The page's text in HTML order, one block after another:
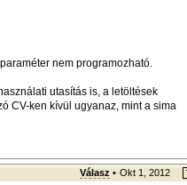
nem programozható.
utasítás is, a letöltések
CV-ken kívül ugyanaz, mint a sima
Válasz • Okt 1, 2012